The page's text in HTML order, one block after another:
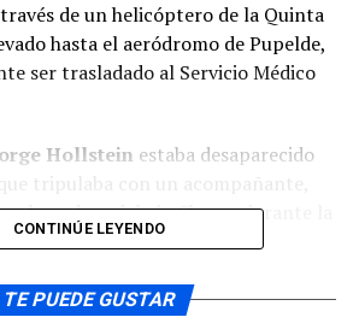
través de un helicóptero de la Quinta
hasta el aeródromo de Pupelde,
ser trasladado al Servicio Médico
Hollstein estaba desaparecido
del río Chepu, durante la
22 de noviembre.
logró ser rescatada y se encuentra
de Ancud.
CONTINÚE LEYENDO
TE PUEDE GUSTAR